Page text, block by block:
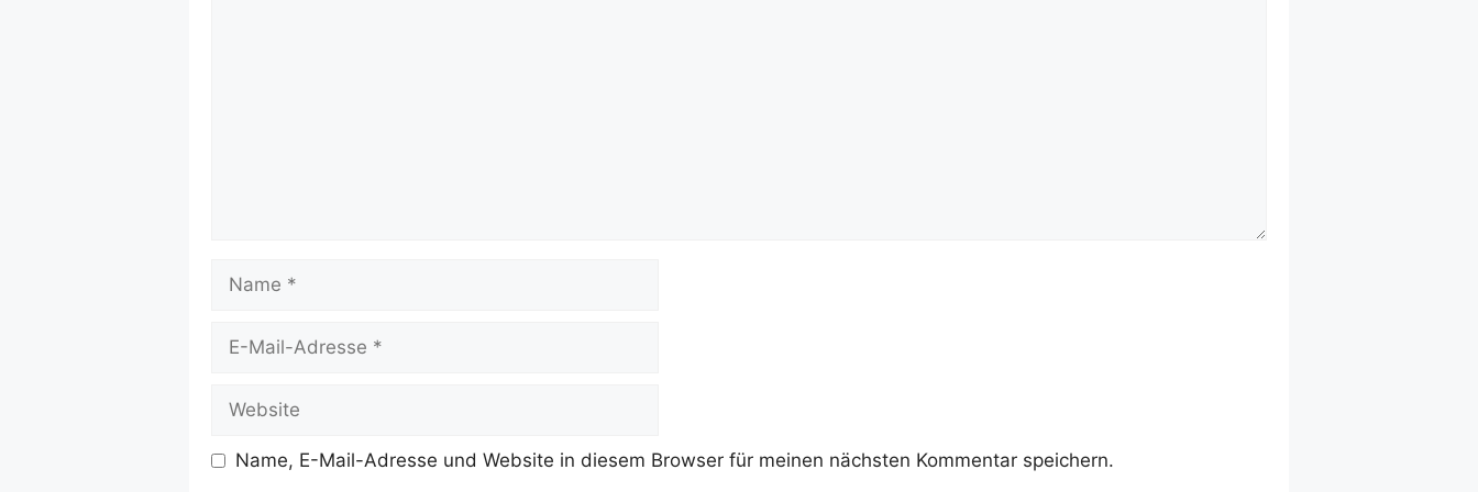
Mail-
Name, E-Mail-Adresse und Website in diesem Browser für meinen nächsten Kommentar speichern.